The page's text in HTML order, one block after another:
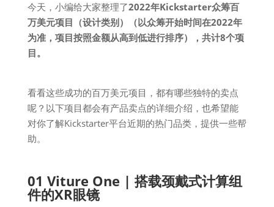
今天，小编给大家整理了2022年Kickstarter众筹百
万美元项目（设计类别）（以众筹开始时间在2022年
为准，项目按照金额从高到低进行排序），共计8个项
目。
看看这些成功的百万美元项目，都有哪些独特的卖点
呢？以下项目都会有产品卖点的详细介绍，也希望能
对你了解Kickstarter平台近期的热门品类，提供一些帮
助。
01 Viture One | 搭载颈戴式计算组
件的XR眼镜